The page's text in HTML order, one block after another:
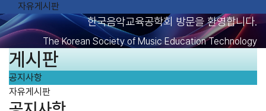
자유게시판
한국음악교육공학회 방문을 환영합니다.
The Korean Society of Music Education Technology
게시판
공지사항
자유게시판